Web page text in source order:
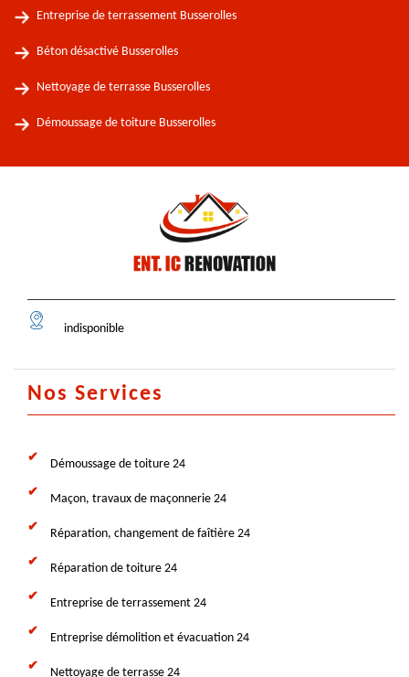
Entreprise de terrassement Busserolles
Béton désactivé Busserolles
Nettoyage de terrasse Busserolles
Démoussage de toiture Busserolles
indisponible
Nos Services
Démoussage de toiture 24
Maçon, travaux de maçonnerie 24
Réparation, changement de faîtière 24
Réparation de toiture 24
Entreprise de terrassement 24
Entreprise démolition et évacuation 24
Nettoyage de terrasse 24